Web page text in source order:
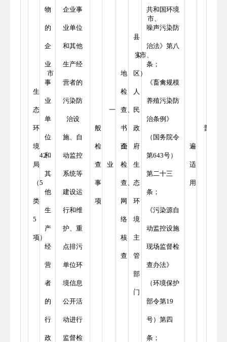
42
市
生
态
环
境
局
（5
类
5
项）
物
的
企
业
事
业
单
位
和
其
他
生
产
经
营
者
的
行
政
企业事
业单位
和其他
生产经
营者的
污染防
治设
施、自
动监控
系统等
建设运
行和维
护、重
点排污
单位环
境信息
公开活
动进行
监督检
一
般
检
查
事
项
企
业
实
地
检
查、
书
面
检
查、
网
络
核
查
市、
县
（市、
区）
人
民
政
府
生
态
环
境
主
管
部
门
共和国环境
噪声污染防
治法》第八
条；
《畜禽规模
养殖污染防
治条例》
（国务院令
第643号）
第二十三
条；
《污染源自
动监控设施
现场监督检
查办法》
（环境保护
部令第19
号）第四
条；
普
遍
适
用